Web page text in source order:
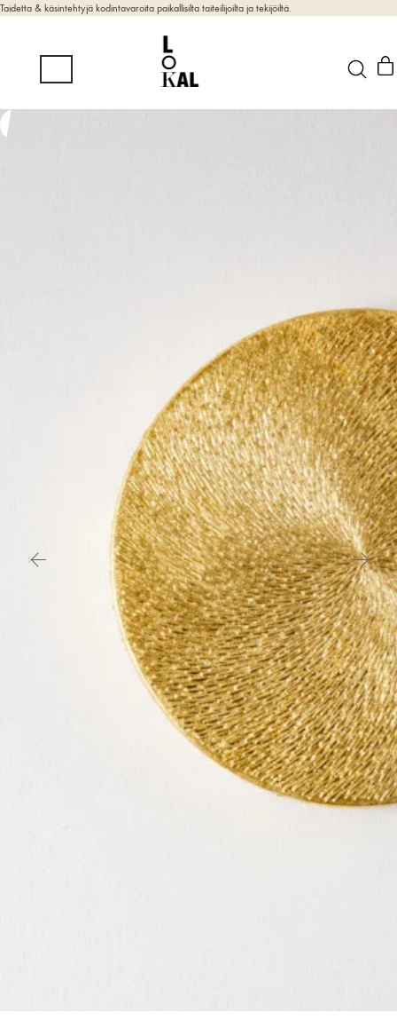
Taidetta & käsintehtyjä kodintavaroita paikallisilta taiteilijoilta ja tekijöiltä.